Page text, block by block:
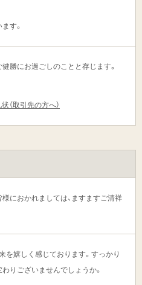
す。
勝にお過ごしのことと存じます。
（取引先の方へ）
におかれましては、ますますご清祥
を嬉しく感じております。すっかり
りございませんでしょうか。